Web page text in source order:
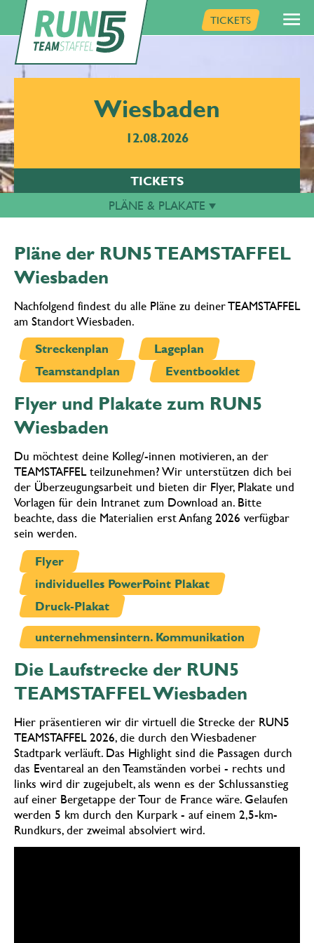
TICKETS
Wiesbaden
12.08.2026
TICKETS
PLÄNE & PLAKATE
Pläne der RUN5 TEAMSTAFFEL
Wiesbaden
Nachfolgend findest du alle Pläne zu deiner TEAMSTAFFEL
am Standort Wiesbaden.
Streckenplan
Lageplan
Teamstandplan
Eventbooklet
Flyer und Plakate zum RUN5
Wiesbaden
Du möchtest deine Kolleg/-innen motivieren, an der
TEAMSTAFFEL teilzunehmen? Wir unterstützen dich bei
der Überzeugungsarbeit und bieten dir Flyer, Plakate und
Vorlagen für dein Intranet zum Download an. Bitte
beachte, dass die Materialien erst Anfang 2026 verfügbar
sein werden.
Flyer
individuelles PowerPoint Plakat
Druck-Plakat
unternehmensintern. Kommunikation
Die Laufstrecke der RUN5
TEAMSTAFFEL Wiesbaden
Hier präsentieren wir dir virtuell die Strecke der RUN5
TEAMSTAFFEL 2026, die durch den Wiesbadener
Stadtpark verläuft. Das Highlight sind die Passagen durch
das Eventareal an den Teamständen vorbei - rechts und
links wird dir zugejubelt, als wenn es der Schlussanstieg
auf einer Bergetappe der Tour de France wäre. Gelaufen
werden 5 km durch den Kurpark - auf einem 2,5-km-
Rundkurs, der zweimal absolviert wird.